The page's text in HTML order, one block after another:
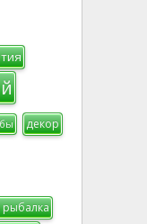
декор